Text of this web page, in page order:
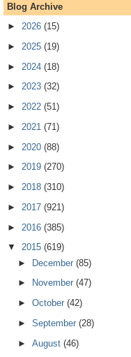
Blog Archive
► 2026 (15)
► 2025 (19)
► 2024 (18)
► 2023 (32)
► 2022 (51)
► 2021 (71)
► 2020 (88)
► 2019 (270)
► 2018 (310)
► 2017 (921)
► 2016 (385)
▼ 2015 (619)
► December(85)
►
November(47)
►October(42)
►September(28)
►August(46)